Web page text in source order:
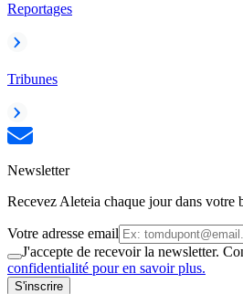
Reportages
Tribunes
Newsletter
Recevez Aleteia chaque jour dans votre
Votre adresse email
J'accepte de recevoir la newsletter.
confidentialité pour en savoir plus.
S'inscrire